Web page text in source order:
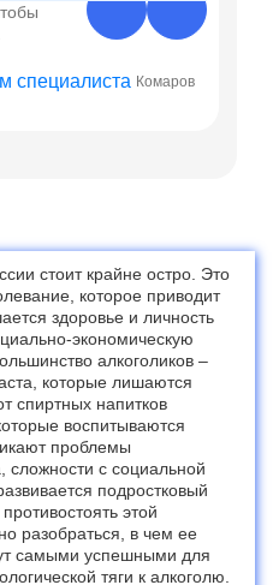
Комаров
стоит крайне остро. Это
которое приводит
здоровье и личность
экономическую
алкоголиков –
которые лишаются
спиртных напитков
воспитываются
проблемы
сложности с социальной
подростковый
этой
разобраться, в чем ее
самыми успешными для
тяги к алкоголю.